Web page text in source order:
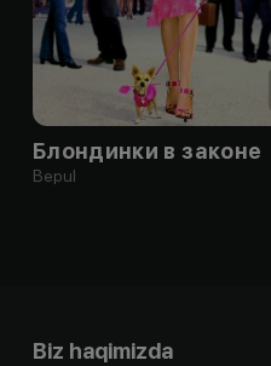
Блондинки в законе
Bepul
Biz haqimizda